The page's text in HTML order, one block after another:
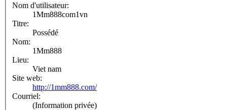
Nom d'utilisateur:
1Mm888com1vn
Titre:
Possédé
Nom:
1Mm888
Lieu:
Viet nam
Site web:
http://1mm888.com/
Courriel:
(Information privée)